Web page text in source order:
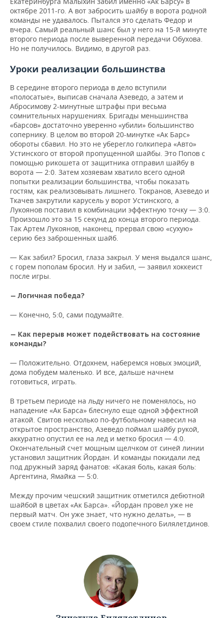
октябре 2011-го. А вот забросить шайбу в ворота родной
команды не удавалось. Пытался это сделать Федор и
вчера. Самый реальный шанс был у него на 15-й минуте
второго периода после выверенной передачи Обухова.
Но не получилось. Видимо, в другой раз.
Уроки реализации большинства
В середине второго периода в дело вступили
«полосатые», выписав сначала Азеведо, а затем и
Абросимову 2-минутные штрафы при весьма
сомнительных нарушениях. Бригады меньшинства
«барсов» достаточно уверенно «убили» большинство
сопернику. В целом во второй 20-минутке «Ак Барс»
обороты сбавил. Но это не уберегло голкипера «Авто»
Устинского от второй пропущенной шайбы. Это Попов с
помощью рикошета от защитника отправил шайбу в
ворота — 2:0. Затем хозяевам хватило всего одной
попытки реализации большинства, чтобы показать
гостям, как реализовывать лишнего. Токранов, Азеведо и
Ткачев закрутили карусель у ворот Устинского, а
Лукоянов поставил в комбинации эффектную точку — 3:0.
Произошло это за 15 секунд до конца второго периода.
Так Артем Лукоянов, наконец, прервал свою «сухую»
серию без заброшенных шайб.
— Как забил? Бросил, глаза закрыл. У меня выдался шанс,
с горем пополам бросил. Ну и забил, — заявил хоккеист
после игры.
— Логичная победа?
— Конечно, 5:0, сами подумайте.
— Как перерыв может подействовать на состояние
команды?
— Положительно. Отдохнем, наберемся новых эмоций,
дома побудем маленько. И все, дальше начнем
готовиться, играть.
В третьем периоде на льду ничего не поменялось, но
нападение «Ак Барса» блеснуло еще одной эффектной
атакой. Свитов несколько по-футбольному навесил на
открытое пространство, Азеведо поймал шайбу рукой,
аккуратно опустил ее на лед и метко бросил — 4:0.
Окончательный счет мощным щелчком от синей линии
установил защитник Йордан. И команды покидали лед
под дружный заряд фанатов: «Какая боль, какая боль:
Аргентина, Ямайка — 5:0.
Между прочим чешский защитник отметился дебютной
шайбой в цветах «Ак Барса». «Йордан провел уже не
первый матч. Он уже знает, что нужно делать», — в
своем стиле похвалил своего подопечного Билялетдинов.